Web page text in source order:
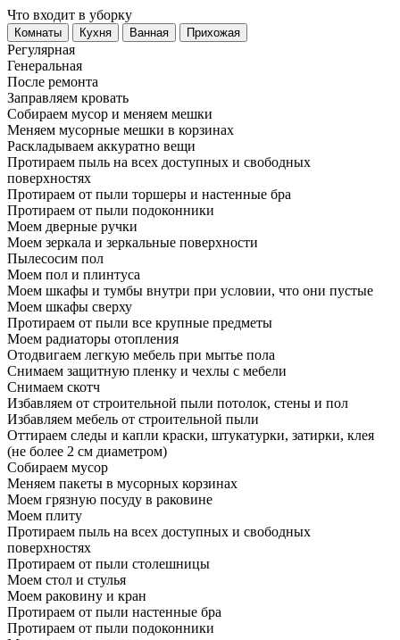
Что входит в уборку
Регу­лярная
Гене­ральная
После ремонта
Заправляем кровать
Собираем мусор и меняем мешки
Меняем мусорные мешки в корзинах
Раскладываем аккуратно вещи
Протираем пыль на всех доступных и свободных
поверхностях
Протираем от пыли торшеры и настенные бра
Протираем от пыли подоконники
Моем дверные ручки
Моем зеркала и зеркальные поверхности
Пылесосим пол
Моем пол и плинтуса
Моем шкафы и тумбы внутри при условии, что они пустые
Моем шкафы сверху
Протираем от пыли все крупные предметы
Моем радиаторы отопления
Отодвигаем легкую мебель при мытье пола
Снимаем защитную пленку и чехлы с мебели
Снимаем скотч
Избавляем от строительной пыли потолок, стены и пол
Избавляем мебель от строительной пыли
Оттираем следы и капли краски, штукатурки, затирки, клея
(не более 2 см диаметром)
Собираем мусор
Меняем пакеты в мусорных корзинах
Моем грязную посуду в раковине
Моем плиту
Протираем пыль на всех доступных и свободных
поверхностях
Протираем от пыли столешницы
Моем стол и стулья
Моем раковину и кран
Протираем от пыли настенные бра
Протираем от пыли подоконники